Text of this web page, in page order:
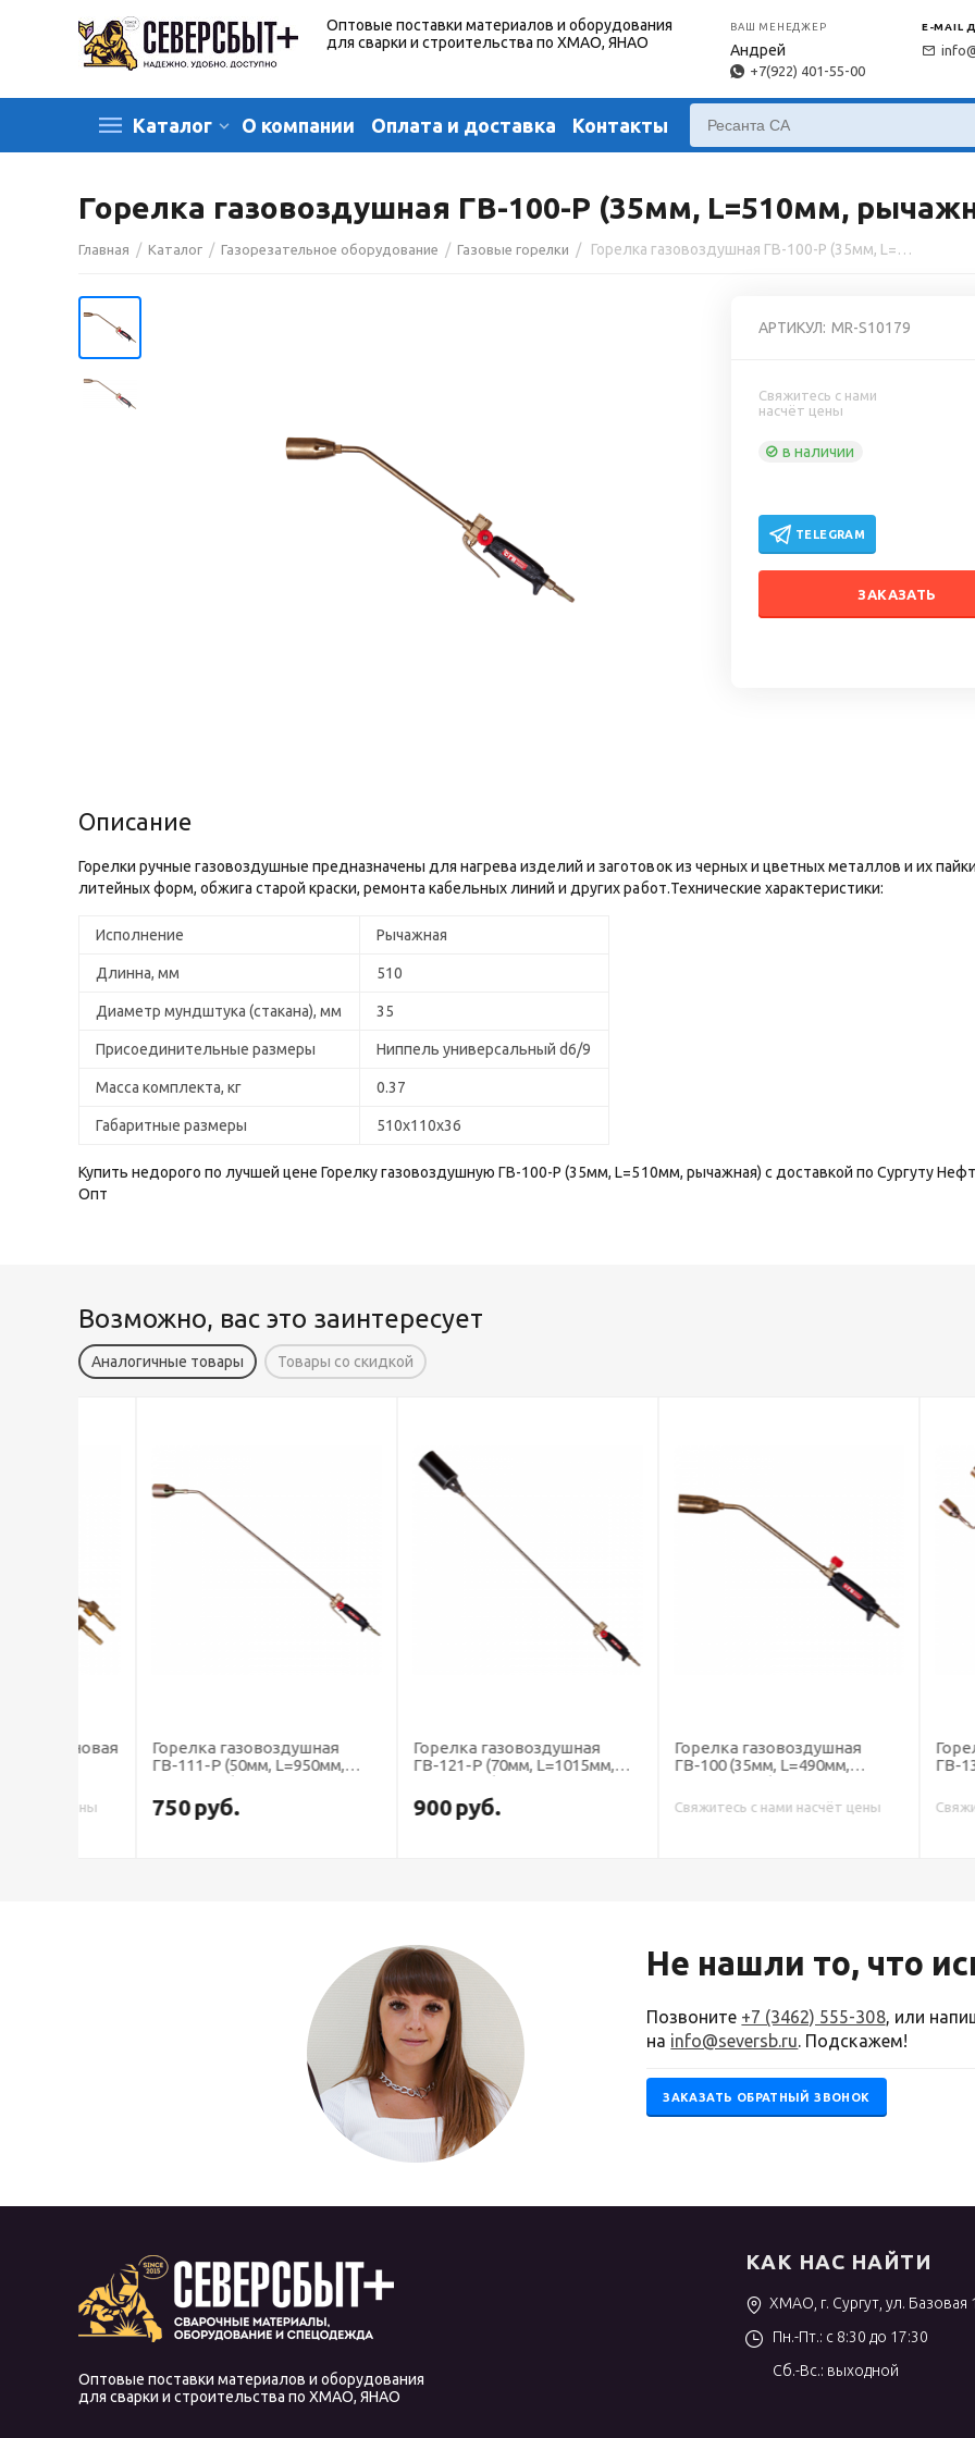
Оптовые поставки материалов и оборудования
для сварки и строительства по ХМАО, ЯНАО
ВАШ МЕНЕДЖЕР
Андрей
+7(922) 401-55-00
E-MAIL
Каталог О компании Оплата и доставка Контакты
Горелка газовоздушная ГВ-100-Р (35мм, L=510мм,
Главная / Каталог / Газорезательное оборудование / Газовые горелки / Горелка газовоздушная ГВ-100-Р (35мм, L=510мм, рычажная)
АРТИКУЛ: MR-S10179
Свяжитесь с нами
насчёт цены
в наличии
TELEGRAM
ЗАКАЗАТЬ
Описание
Горелки ручные газовоздушные предназначены для нагрева изделий и заготовок из черных и цветных металлов и их
литейных форм, обжига старой краски, ремонта кабельных линий и других работ.Технические характеристики:
Исполнение Рычажная
Длинна, мм 510
Диаметр мундштука (стакана), мм 35
Присоединительные размеры Ниппель универсальный d6/9
Масса комплекта, кг 0.37
Габаритные размеры 510х110х36
Купить недорого по лучшей цене Горелку газовоздушную ГВ-100-Р (35мм, L=510мм, рычажная) с доставкой по Сургуту
Опт
Возможно, вас это заинтересует
Аналогичные товары Товары со скидкой
Горелка газовоздушная
ГВ-111-Р (50мм, L=950мм,
750 руб.
Горелка газовоздушная
ГВ-121-Р (70мм, L=1015мм,
руб.
Горелка газовоздушная
ГВ-100 (35мм, L=490мм,
вентильная) Редиус
Свяжитесь с нами насчёт цены
Горелка
ГВ-
Свяжитесь с
Не нашли то, что
Позвоните +7 (3462) 555-308, или
на info@seversb.ru. Подскажем!
ЗАКАЗАТЬ ОБРАТНЫЙ ЗВОНОК
Оптовые поставки материалов и оборудования
для сварки и строительства по ХМАО, ЯНАО
КАК НАС НАЙТИ
ХМАО, г. Сургут, ул. Базовая
Пн.-Пт.: с 8:30 до 17:30
Сб.-Вс.: выходной